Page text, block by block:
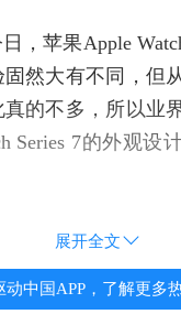
，苹果Apple
然大有不同，但
的不多，所以业
Series 7的外观设
展开全文
动中国APP，了解更多